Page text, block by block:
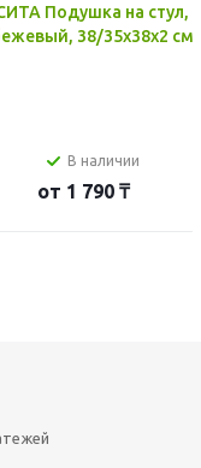
Подушка на стул,
38/35x38x2 см
В наличии
от 1 790 ₸